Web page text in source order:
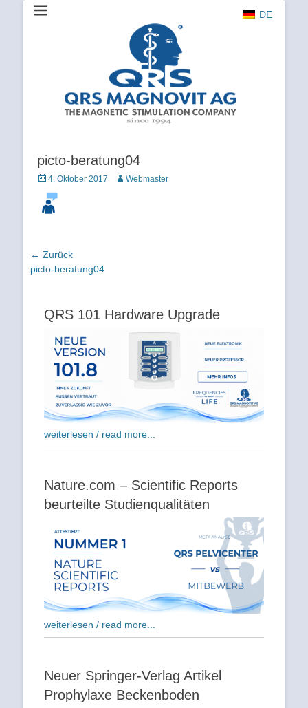
MAGNOVIT
The Magnetic Stimulation Company
DE
picto-beratung04
Veröffentlicht
am
4. Oktober 2017 AutorWebmaster
Beitragsnavigation
← Zurück
Vorhergehender
picto-beratung04
QRS 101 Hardware Upgrade
weiterlesen / read more...
Nature.com – Scientific Reports
beurteilte Studienqualitäten
weiterlesen / read more...
Neuer Springer-Verlag Artikel
Prophylaxe Beckenboden